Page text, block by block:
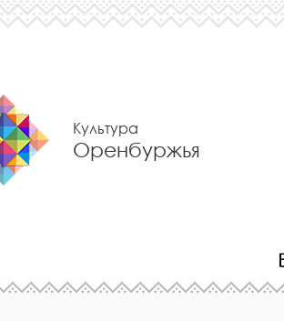
Культура
Оренбуржья